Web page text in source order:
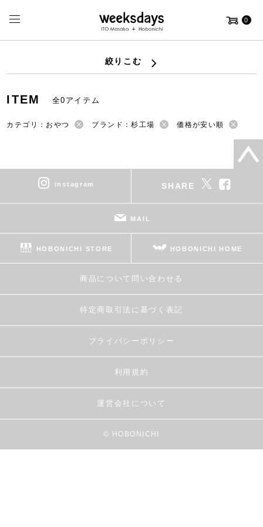
0
絞りこむ
ITEM 全0アイテム
カテゴリ：おやつ ブランド：杉工場 価格が安い順
instagram SHARE
MAIL
HOBONICHI STORE HOBONICHI HOME
商品について問い合わせる
特定商取引法に基づく表記
プライバシーポリシー
利用規約
運営会社について
© HOBONICHI